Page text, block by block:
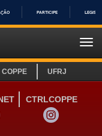
PARTICIPE
COPPE UFRJ
CTRLCOPPE
INSTAGRAM